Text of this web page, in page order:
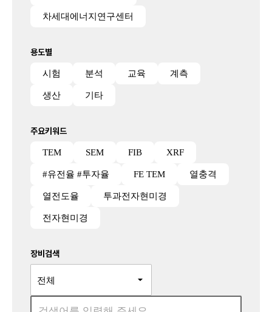
차세대에너지연구센터
용도별
시험 분석 교육 계측
생산 기타
주요키워드
TEM SEM FIB XRF
#유전율 #투자율 FE TEM 열충격
열전도율 투과전자현미경
전자현미경
장비검색